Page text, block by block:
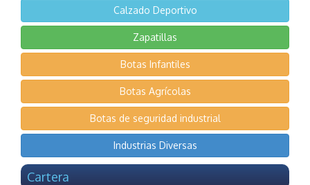
Calzado Deportivo
Zapatillas
Botas Infantiles
Botas Agrícolas
Botas de seguridad industrial
Industrias Diversas
Cartera